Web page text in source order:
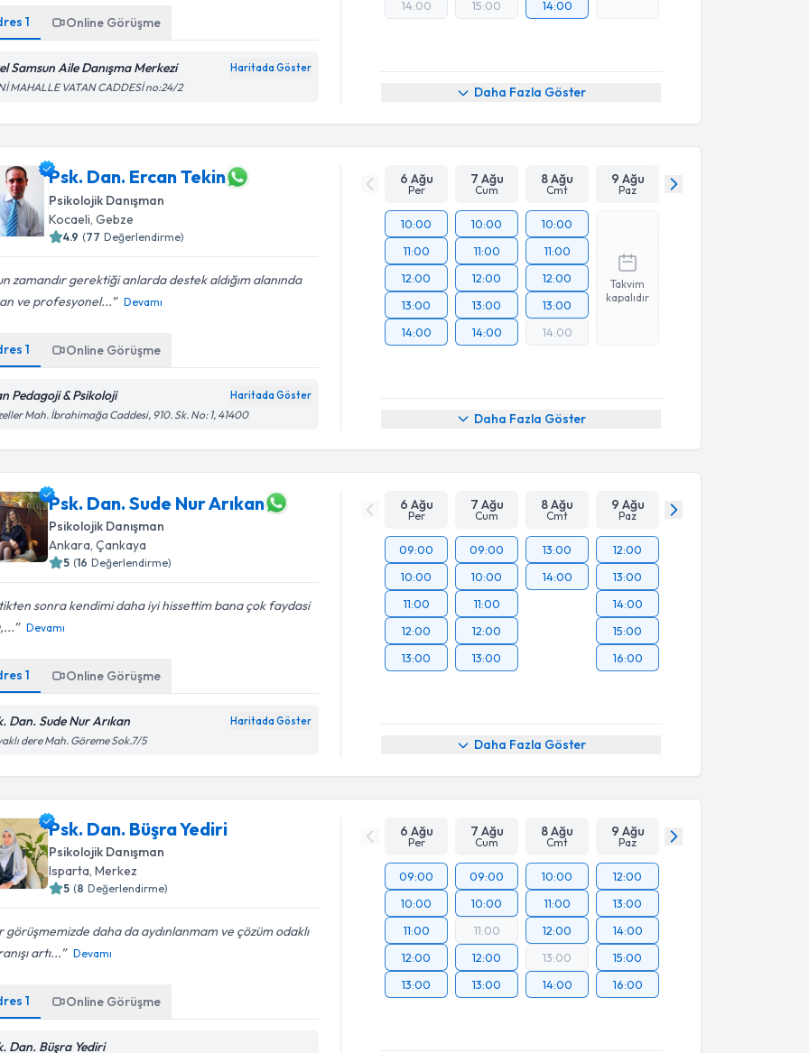
1 Online Görüşme
Samsun Aile Danışma Merkezi Haritada Göster
MAHALLE VATAN CADDESİ no:24/2
14:00
15:00
14:00
Daha Fazla Göster
Psk. Dan. Ercan Tekin
Psikolojik Danışman
Kocaeli , Gebze
4.9 (77 Değerlendirme)
zamandır gerektiği anlarda destek aldığım alanında
ve profesyonel...
Devamı
1 Online Görüşme
Pedagoji & Psikoloji Haritada Göster
Mah. İbrahimağa Caddesi, 910. Sk. No: 1, 41400
6 Ağu
Per
7 Ağu
Cum
8 Ağu
Cmt
9 Ağu
Paz
10:00
11:00
12:00
13:00
14:00
10:00
11:00
12:00
13:00
14:00
10:00
11:00
12:00
13:00
14:00
Takvim
kapalıdır
Daha Fazla Göster
Psk. Dan. Sude Nur Arıkan
Psikolojik Danışman
Ankara, Çankaya
5 (16 Değerlendirme)
sonra kendimi daha iyi hissettim bana çok faydasi
Devamı
1 Online Görüşme
Dan. Sude Nur Arıkan Haritada Göster
dere Mah. Göreme Sok.7/5
6 Ağu
Per
7 Ağu
Cum
8 Ağu
Cmt
9 Ağu
Paz
09:00
10:00
11:00
12:00
13:00
09:00
10:00
11:00
12:00
13:00
13:00
14:00
12:00
13:00
14:00
15:00
16:00
Daha Fazla Göster
Psk. Dan. Büşra Yediri
Psikolojik Danışman
Isparta , Merkez
5 (8 Değerlendirme)
görüşmemizde daha da aydınlanmam ve çözüm odaklı
artı...
Devamı
1 Online Görüşme
Dan. Büşra Yediri
6 Ağu
Per
7 Ağu
Cum
8 Ağu
Cmt
9 Ağu
Paz
09:00
10:00
11:00
12:00
13:00
09:00
10:00
11:00
12:00
13:00
10:00
11:00
12:00
13:00
14:00
12:00
13:00
14:00
15:00
16:00